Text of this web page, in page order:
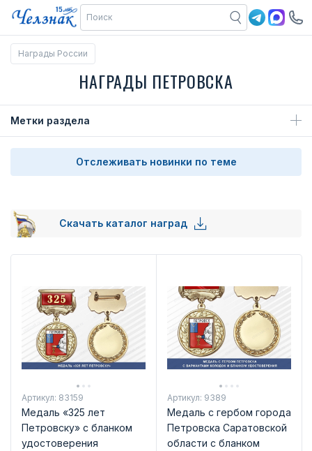
Награды России
НАГРАДЫ ПЕТРОВСКА
Метки раздела
Отслеживать новинки по теме
Скачать каталог наград
Артикул: 83159
Медаль «325 лет
Петровску» с бланком
удостоверения
Артикул: 9389
Медаль с гербом города
Петровска Саратовской
области с бланком